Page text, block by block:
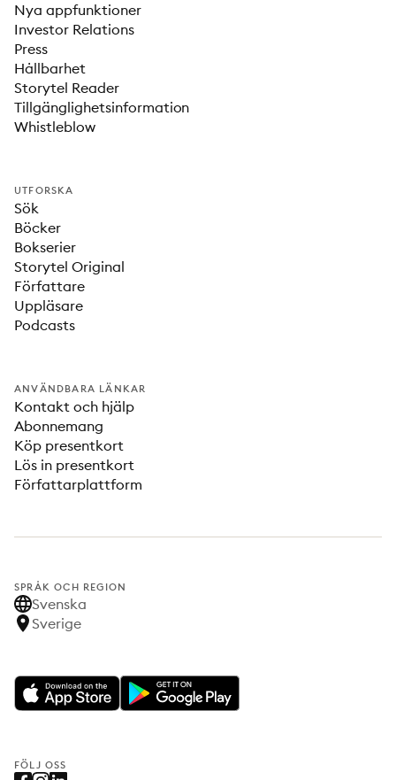
Nya appfunktioner
Investor Relations
Press
Hållbarhet
Storytel Reader
Tillgänglighetsinformation
Whistleblow
UTFORSKA
Sök
Böcker
Bokserier
Storytel Original
Författare
Uppläsare
Podcasts
ANVÄNDBARA LÄNKAR
Kontakt och hjälp
Abonnemang
Köp presentkort
Lös in presentkort
Författarplattform
SPRÅK OCH REGION
Svenska
Sverige
FÖLJ OSS